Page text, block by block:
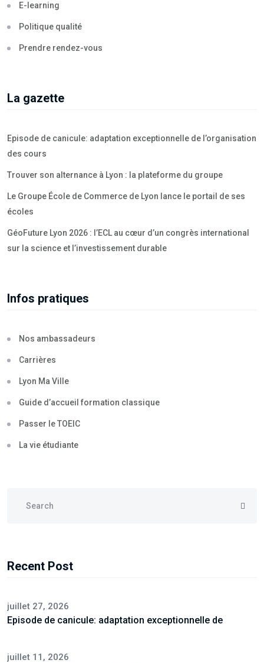
E-learning
Politique qualité
Prendre rendez-vous
La gazette
Episode de canicule: adaptation exceptionnelle de l’organisation
des cours
Trouver son alternance à Lyon : la plateforme du groupe
Le Groupe École de Commerce de Lyon lance le portail de ses
écoles
GéoFuture Lyon 2026 : l’ECL au cœur d’un congrès international
sur la science et l’investissement durable
Infos pratiques
Nos ambassadeurs
Carrières
Lyon Ma Ville
Guide d’accueil formation classique
Passer le TOEIC
La vie étudiante
Recent Post
juillet 27, 2026
Episode de canicule: adaptation exceptionnelle de
juillet 11, 2026